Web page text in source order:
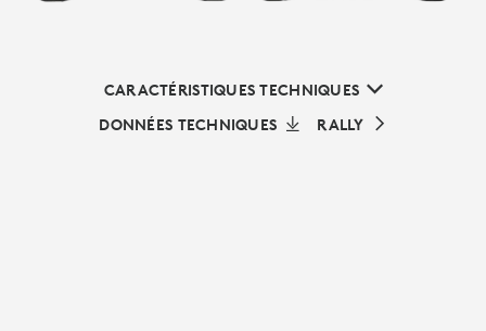
CARACTÉRISTIQUES TECHNIQUES
DONNÉES TECHNIQUES
RALLY